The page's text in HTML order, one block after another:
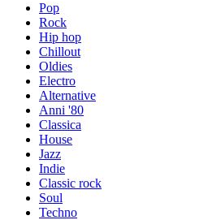
Pop
Rock
Hip hop
Chillout
Oldies
Electro
Alternative
Anni '80
Classica
House
Jazz
Indie
Classic rock
Soul
Techno